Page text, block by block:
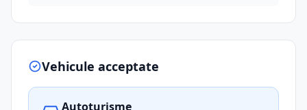
Vehicule acceptate
Autoturisme